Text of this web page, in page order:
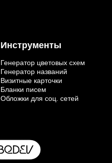
Инструменты
Генератор цветовых схем
Генератор названий
Визитные карточки
Бланки писем
Обложки для соц. сетей